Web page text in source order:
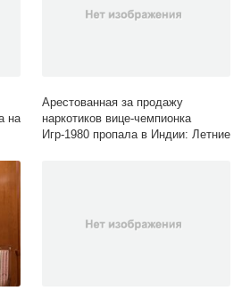
на
Арестованная за продажу
наркотиков вице-чемпионка
Игр-1980 пропала в Индии: Летние